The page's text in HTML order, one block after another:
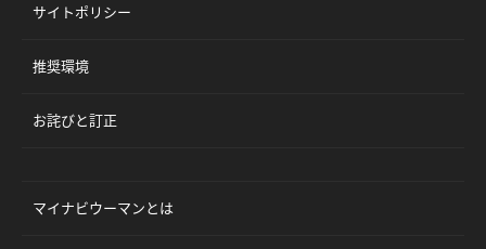
サイトポリシー
推奨環境
お詫びと訂正
マイナビウーマンとは